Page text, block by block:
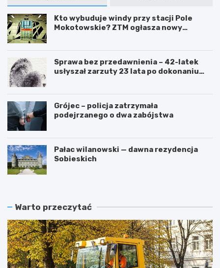
Kto wybuduje windy przy stacji Pole
Mokotowskie? ZTM ogłasza nowy
Sprawa bez przedawnienia – 42-latek
usłyszał zarzuty 23 lata po dokonaniu
Grójec – policja zatrzymała
podejrzanego o dwa zabójstwa
Pałac wilanowski — dawna rezydencja
Sobieskich
Warto przeczytać